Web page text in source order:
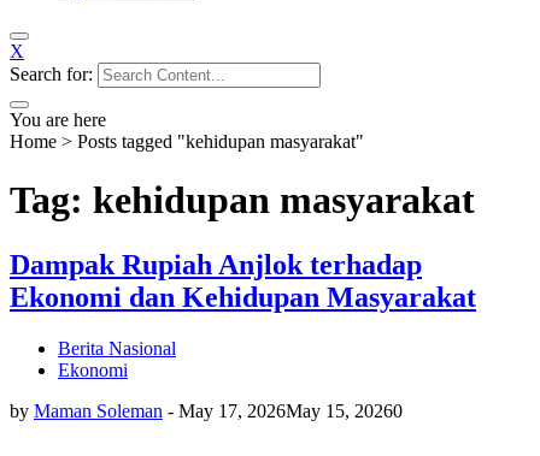
X
Search for:
You are here
Home > Posts tagged "kehidupan masyarakat"
Tag: kehidupan masyarakat
Dampak Rupiah Anjlok terhadap
Ekonomi dan Kehidupan Masyarakat
Berita Nasional
Ekonomi
by Maman Soleman - May 17, 2026May 15, 20260